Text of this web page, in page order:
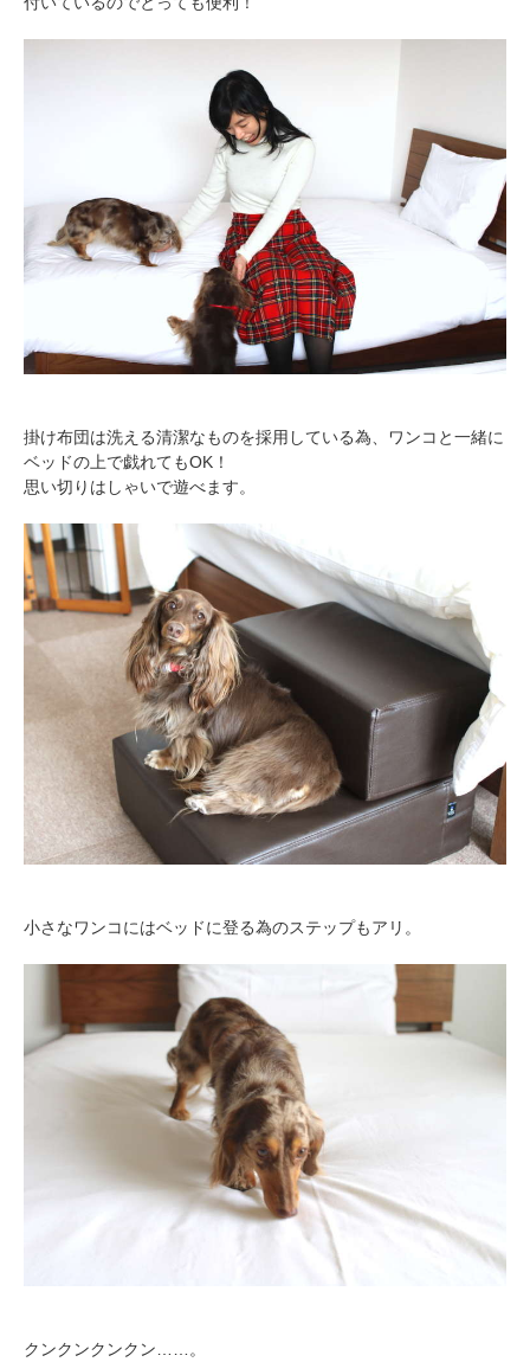
掛け布団は洗える清潔なものを採用している為、ワンコと一緒に
ベッドの上で戯れてもOK！
思い切りはしゃいで遊べます。
小さなワンコにはベッドに登る為のステップもアリ。
クンクンクンクン……。